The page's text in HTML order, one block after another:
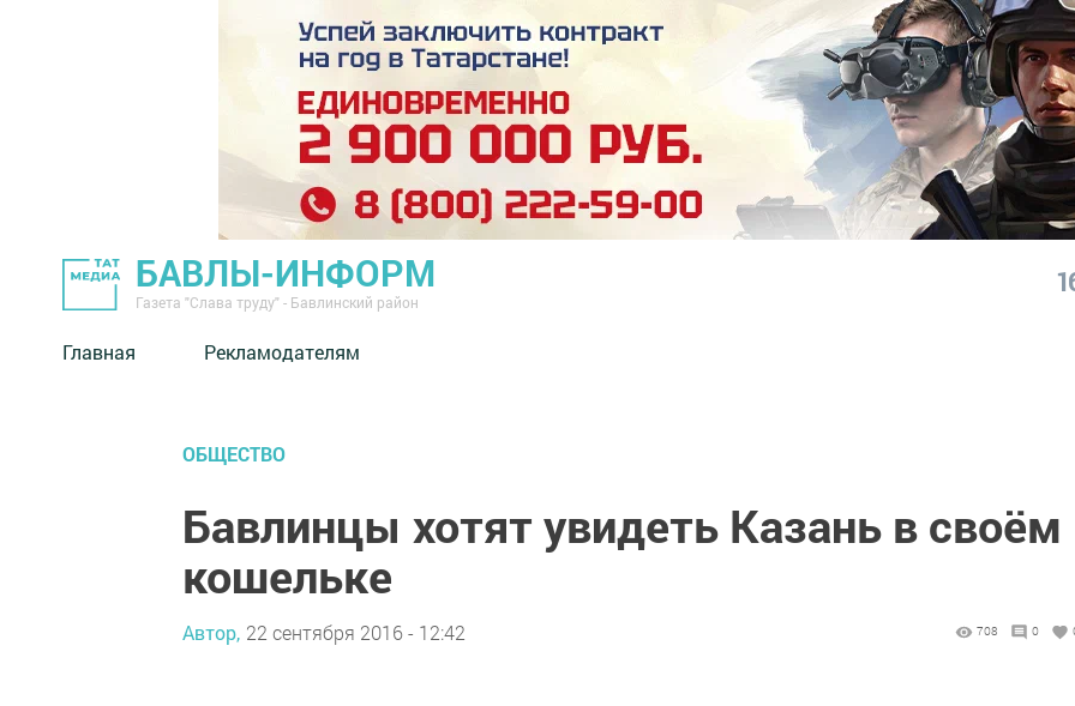
БАВЛЫ-ИНФОРМ
Газета "Слава труду" - Бавлинский район
Главная Рекламодателям
ОБЩЕСТВО
Бавлинцы хотят увидеть Казань в своём
кошельке
Автор, 22 сентября 2016 - 12:42 708 0